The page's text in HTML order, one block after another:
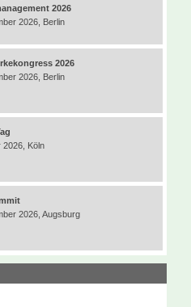
2026
2026, Berlin
2026
2026, Berlin
2026, Köln
2026, Augsburg